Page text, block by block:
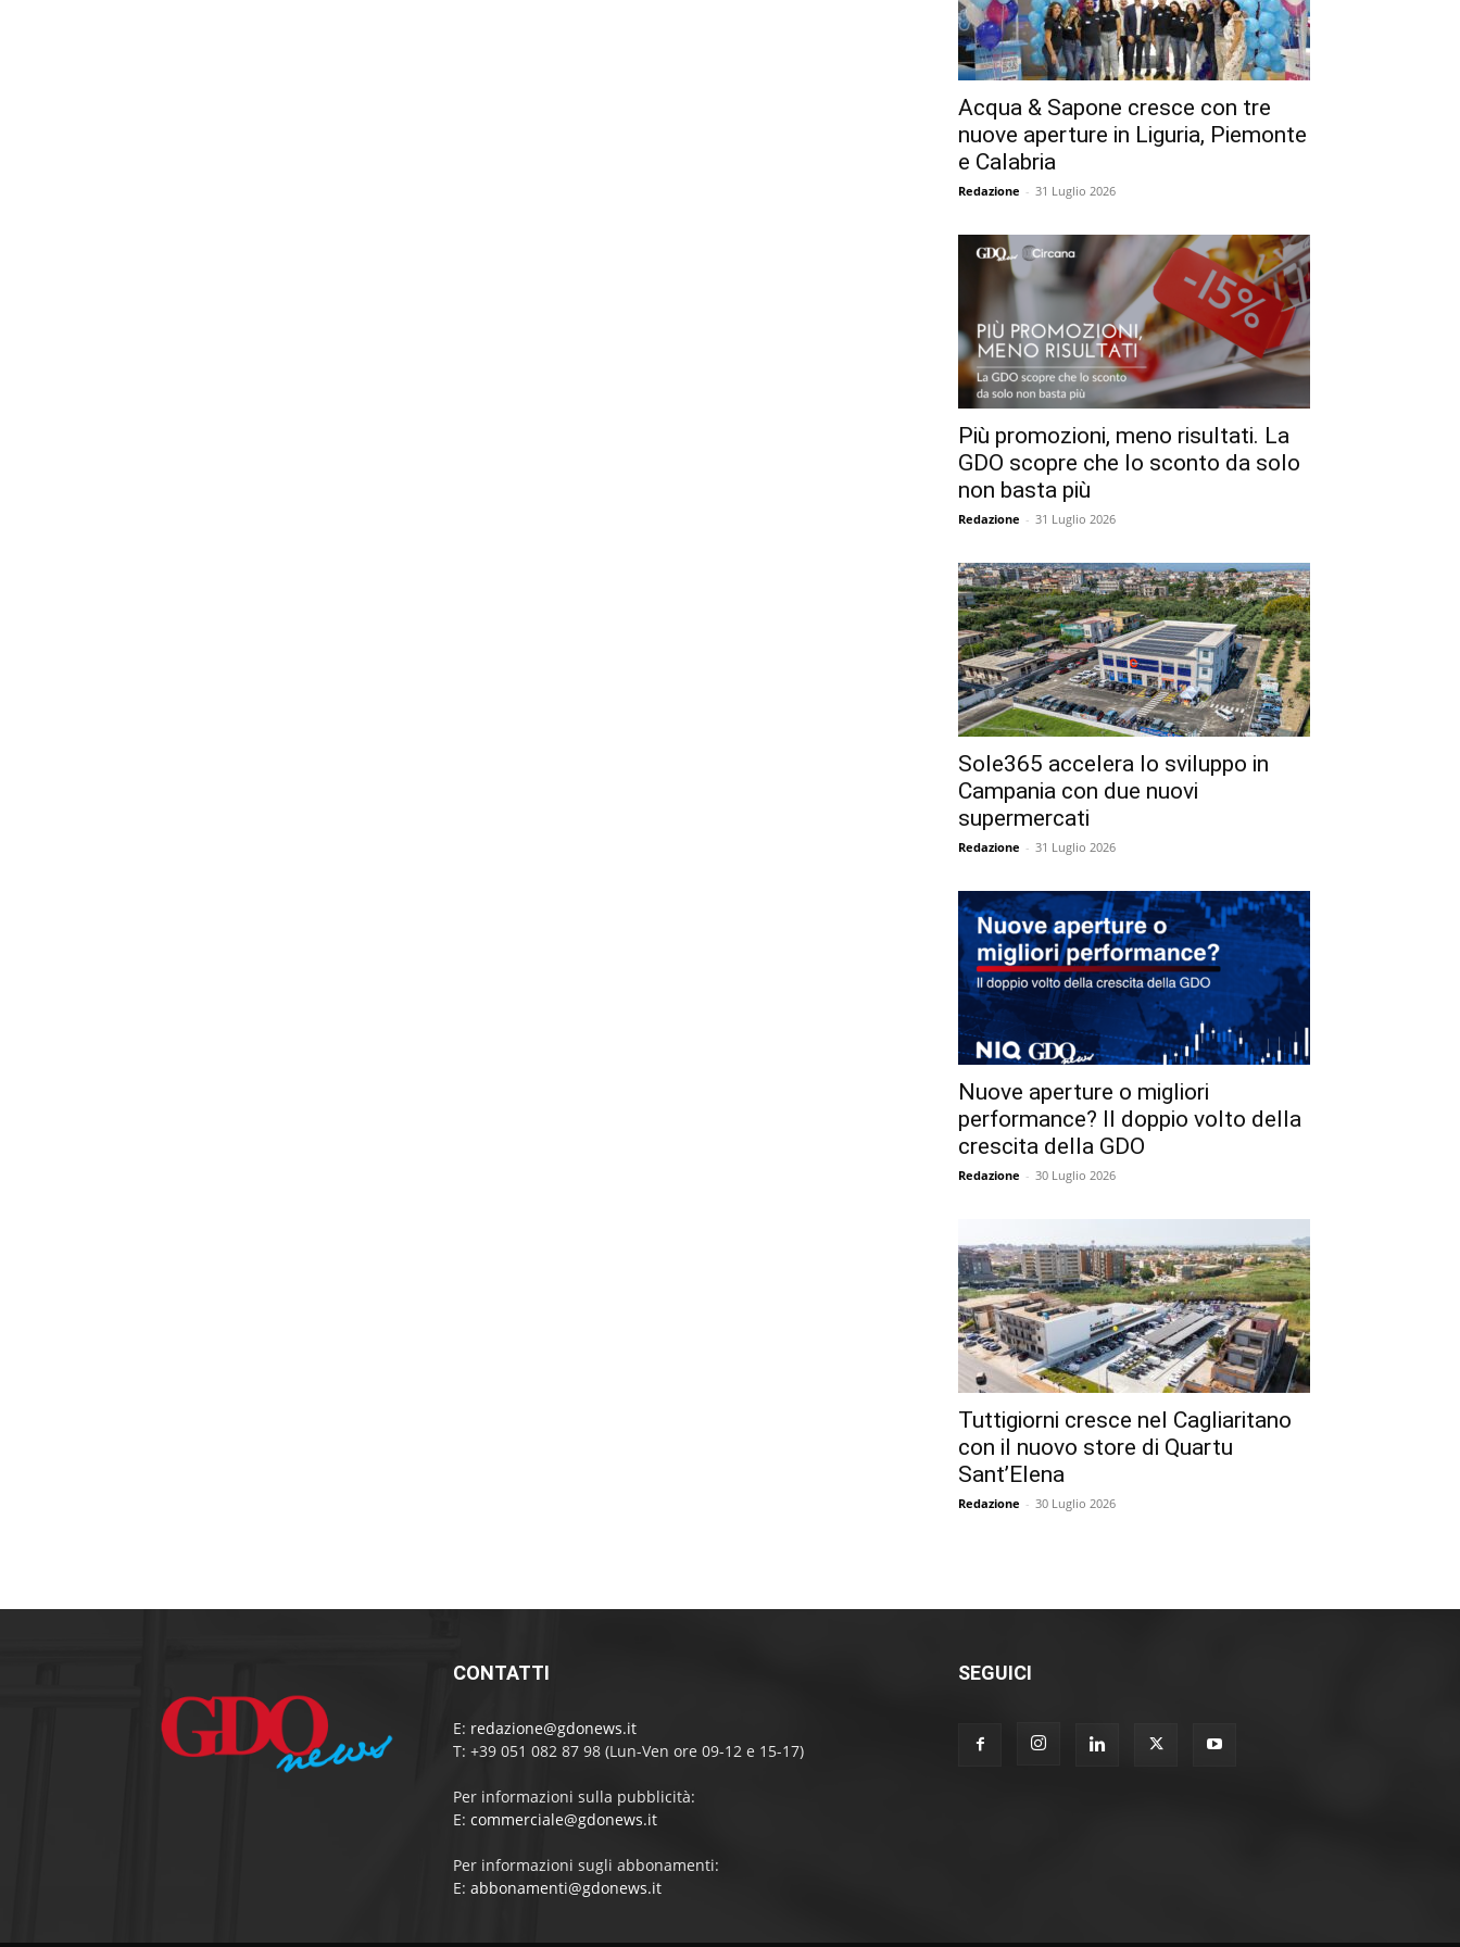
Acqua & Sapone cresce con tre
nuove aperture in Liguria, Piemonte
e Calabria
Redazione - 31 Luglio 2026
Più promozioni, meno risultati. La
GDO scopre che lo sconto da solo
non basta più
Redazione - 31 Luglio 2026
Sole365 accelera lo sviluppo in
Campania con due nuovi
supermercati
Redazione - 31 Luglio 2026
Nuove aperture o migliori
performance? Il doppio volto della
crescita della GDO
Redazione - 30 Luglio 2026
Tuttigiorni cresce nel Cagliaritano
con il nuovo store di Quartu
Sant’Elena
Redazione - 30 Luglio 2026
CONTATTI
E: redazione@gdonews.it
T: +39 051 082 87 98 (Lun-Ven ore 09-12 e 15-17)
Per informazioni sulla pubblicità:
E: commerciale@gdonews.it
Per informazioni sugli abbonamenti:
E: abbonamenti@gdonews.it
SEGUICI